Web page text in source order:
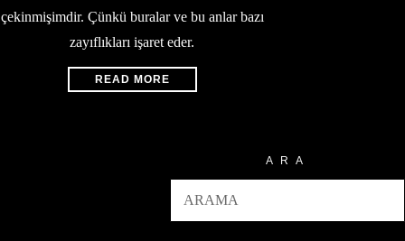
çekinmişimdir. Çünkü buralar ve bu anlar bazı
zayıflıkları işaret eder.
READ MORE
ARA